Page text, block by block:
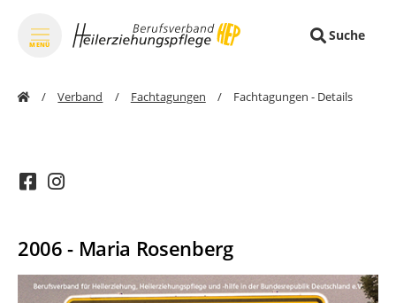
MENÜ
Suche
zum Inhalt springen
Verband Fachtagungen Fachtagungen - Details
2006 - Maria Rosenberg